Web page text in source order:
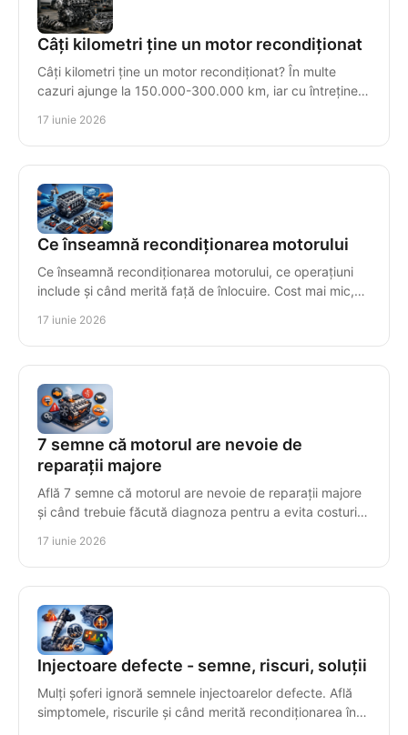
Câți kilometri ține un motor recondiționat
Câți kilometri ține un motor recondiționat? În multe
cazuri ajunge la 150.000-300.000 km, iar cu întreținere
17 iunie 2026
Ce înseamnă recondiționarea motorului
Ce înseamnă recondiționarea motorului, ce operațiuni
include și când merită față de înlocuire. Cost mai mic,
17 iunie 2026
7 semne că motorul are nevoie de
reparații majore
Află 7 semne că motorul are nevoie de reparații majore
și când trebuie făcută diagnoza pentru a evita costuri
17 iunie 2026
Injectoare defecte - semne, riscuri, soluții
Mulți șoferi ignoră semnele injectoarelor defecte. Află
simptomele, riscurile și când merită recondiționarea în